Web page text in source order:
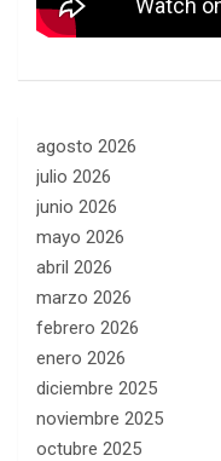
agosto 2026
julio 2026
junio 2026
mayo 2026
abril 2026
marzo 2026
febrero 2026
enero 2026
diciembre 2025
noviembre 2025
octubre 2025